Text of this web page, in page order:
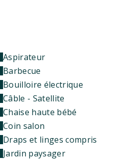
Aspirateur
Barbecue
Bouilloire électrique
Câble - Satellite
Chaise haute bébé
Coin salon
Draps et linges compris
Jardin paysager